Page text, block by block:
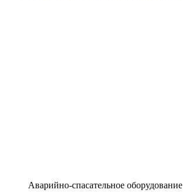
Аварийно-спасательное оборудование